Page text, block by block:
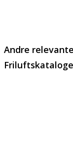
Andre